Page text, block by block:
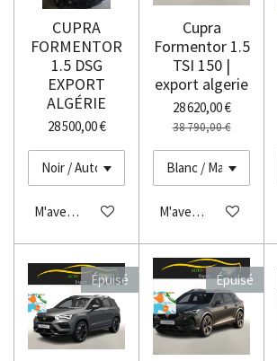
CUPRA
FORMENTOR
1.5 DSG
EXPORT
ALGÉRIE
28 500,00 €
M'avertir si disponible
Cupra
Formentor 1.5
TSI 150 |
export algerie
28 620,00 €
38 790,00 €
M'avertir si disponible
Épuisé Épuisé